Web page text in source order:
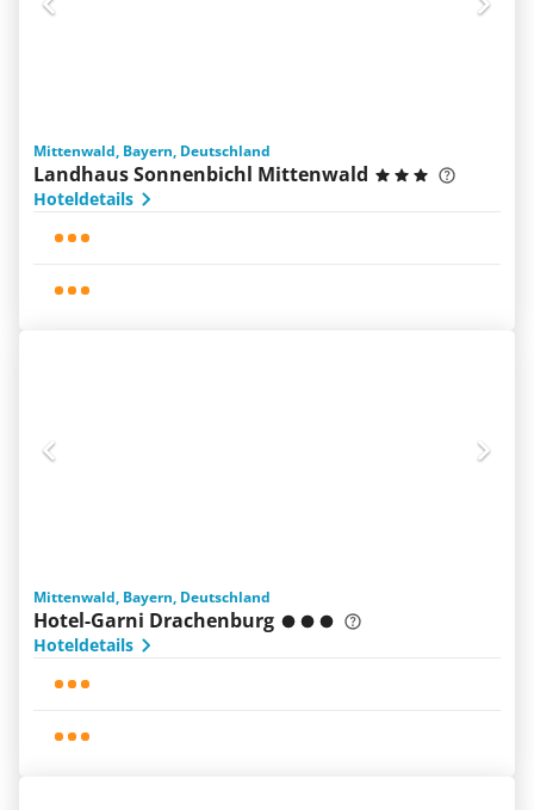
Mittenwald, Bayern, Deutschland
Landhaus Sonnenbichl Mittenwald
Hoteldetails
Mittenwald, Bayern, Deutschland
Hotel-Garni Drachenburg
Hoteldetails